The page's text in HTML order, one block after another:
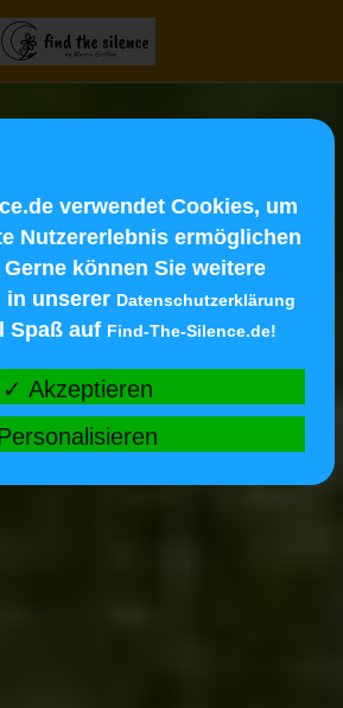
verwendet Cookies, um
Nutzererlebnis ermöglichen
können Sie weitere
in unserer Datenschutzerklärung
Spaß auf Find-The-Silence.de!
✓ Akzeptieren